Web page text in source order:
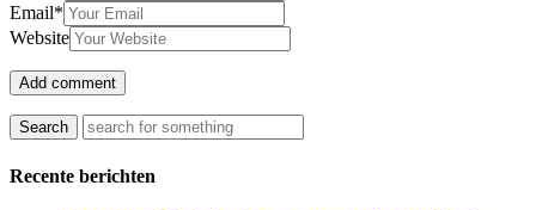
Email*
Website
Recente berichten